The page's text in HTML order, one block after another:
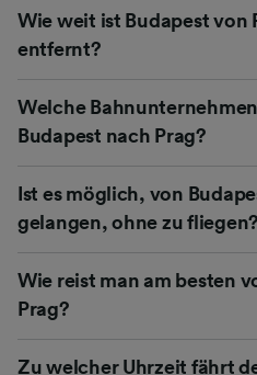
Wie weit ist Budapest von
entfernt?
Welche
Budapest nach Prag?
Ist es möglich, von
gelangen, ohne zu fliegen?
Wie reist man am besten
Prag?
Zu welcher Uhrzeit fährt